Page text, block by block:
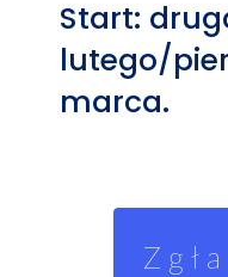
Start:
lutego/
marca.